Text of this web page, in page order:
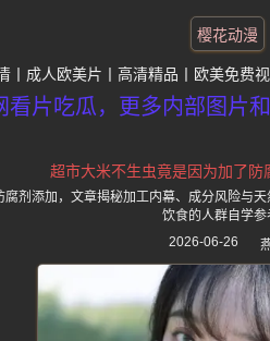
樱花动漫
成人欧美片 高清精品 欧美免费
看片吃瓜，更多内部图片
超市大米不生虫竟是因为加了防
剂添加，文章揭秘加工内幕、成分风险与
饮食的人群自学参
2026-06-26